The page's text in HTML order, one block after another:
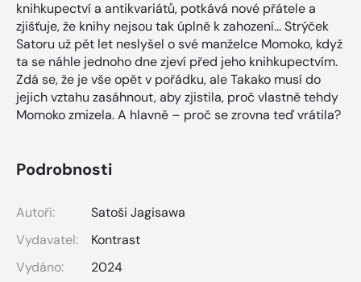
knihkupectví a antikvariátů, potkává nové přátele a
zjišťuje, že knihy nejsou tak úplně k zahození... Strýček
Satoru už pět let neslyšel o své manželce Momoko, když
ta se náhle jednoho dne zjeví před jeho knihkupectvím.
Zdá se, že je vše opět v pořádku, ale Takako musí do
jejich vztahu zasáhnout, aby zjistila, proč vlastně tehdy
Momoko zmizela. A hlavně – proč se zrovna teď vrátila?
Podrobnosti
Autoři:
Satoši Jagisawa
Vydavatel:
Kontrast
Vydáno:
2024